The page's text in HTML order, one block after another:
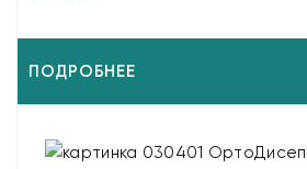
ПОДРОБНЕЕ